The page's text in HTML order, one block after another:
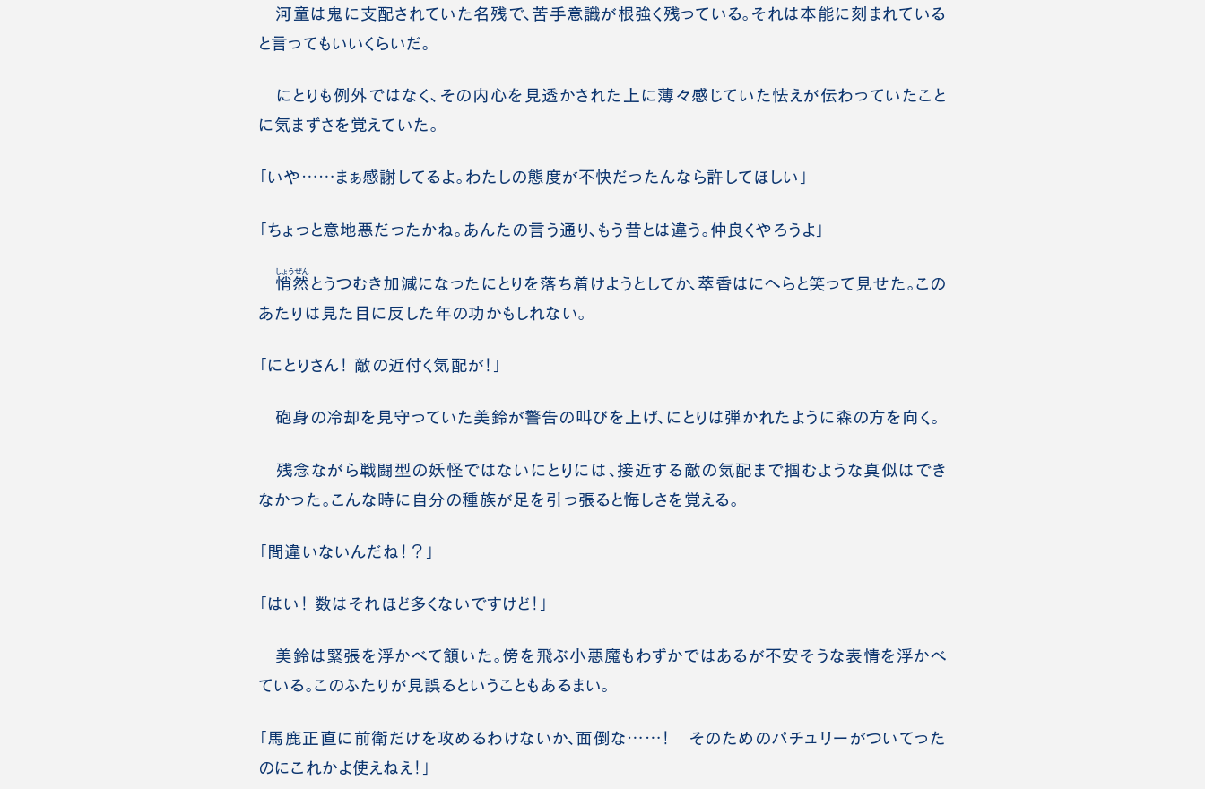
河童は鬼に支配されていた名残で、苦手意識が根強く残っている。それは本能に刻まれている
と言ってもいいくらいだ。
にとりも例外ではなく、その内心を見透かされた上に薄々感じていた怯えが伝わっていたこと
に気まずさを覚えていた。
「いや……まぁ感謝してるよ。わたしの態度が不快だったんなら許してほしい」
「ちょっと意地悪だったかね。あんたの言う通り、もう昔とは違う。仲良くやろうよ」
悄然
しょうぜん
とうつむき加減になったにとりを落ち着けようとしてか、萃香はにへらと笑って見せた。この
あたりは見た目に反した年の功かもしれない。
「にとりさん！ 敵の近付く気配が！」
砲身の冷却を見守っていた美鈴が警告の叫びを上げ、にとりは弾かれたように森の方を向く。
残念ながら戦闘型の妖怪ではないにとりには、接近する敵の気配まで掴むような真似はでき
なかった。こんな時に自分の種族が足を引っ張ると悔しさを覚える。
「間違いないんだね！？」
「はい！ 数はそれほど多くないですけど！」
美鈴は緊張を浮かべて頷いた。傍を飛ぶ小悪魔もわずかではあるが不安そうな表情を浮かべ
ている。このふたりが見誤るということもあるまい。
「馬鹿正直に前衛だけを攻めるわけないか、面倒な……！ そのためのパチュリーがついてった
のにこれかよ使えねえ！」